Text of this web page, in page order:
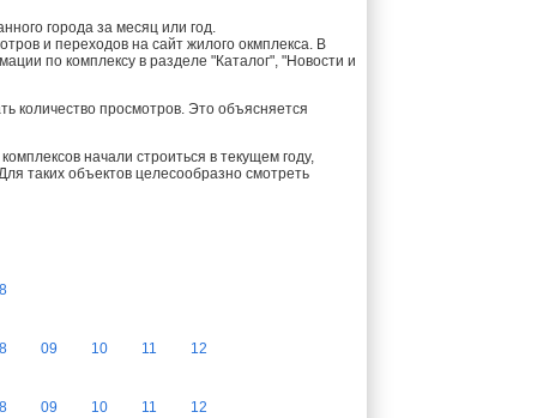
города за месяц или год.
и переходов на сайт жилого окмплекса. В
по комплексу в разделе "Каталог", "Новости и
количество просмотров. Это объясняется
начали строиться в текущем году,
таких объектов целесообразно смотреть
09 10 11 12
09 10 11 12